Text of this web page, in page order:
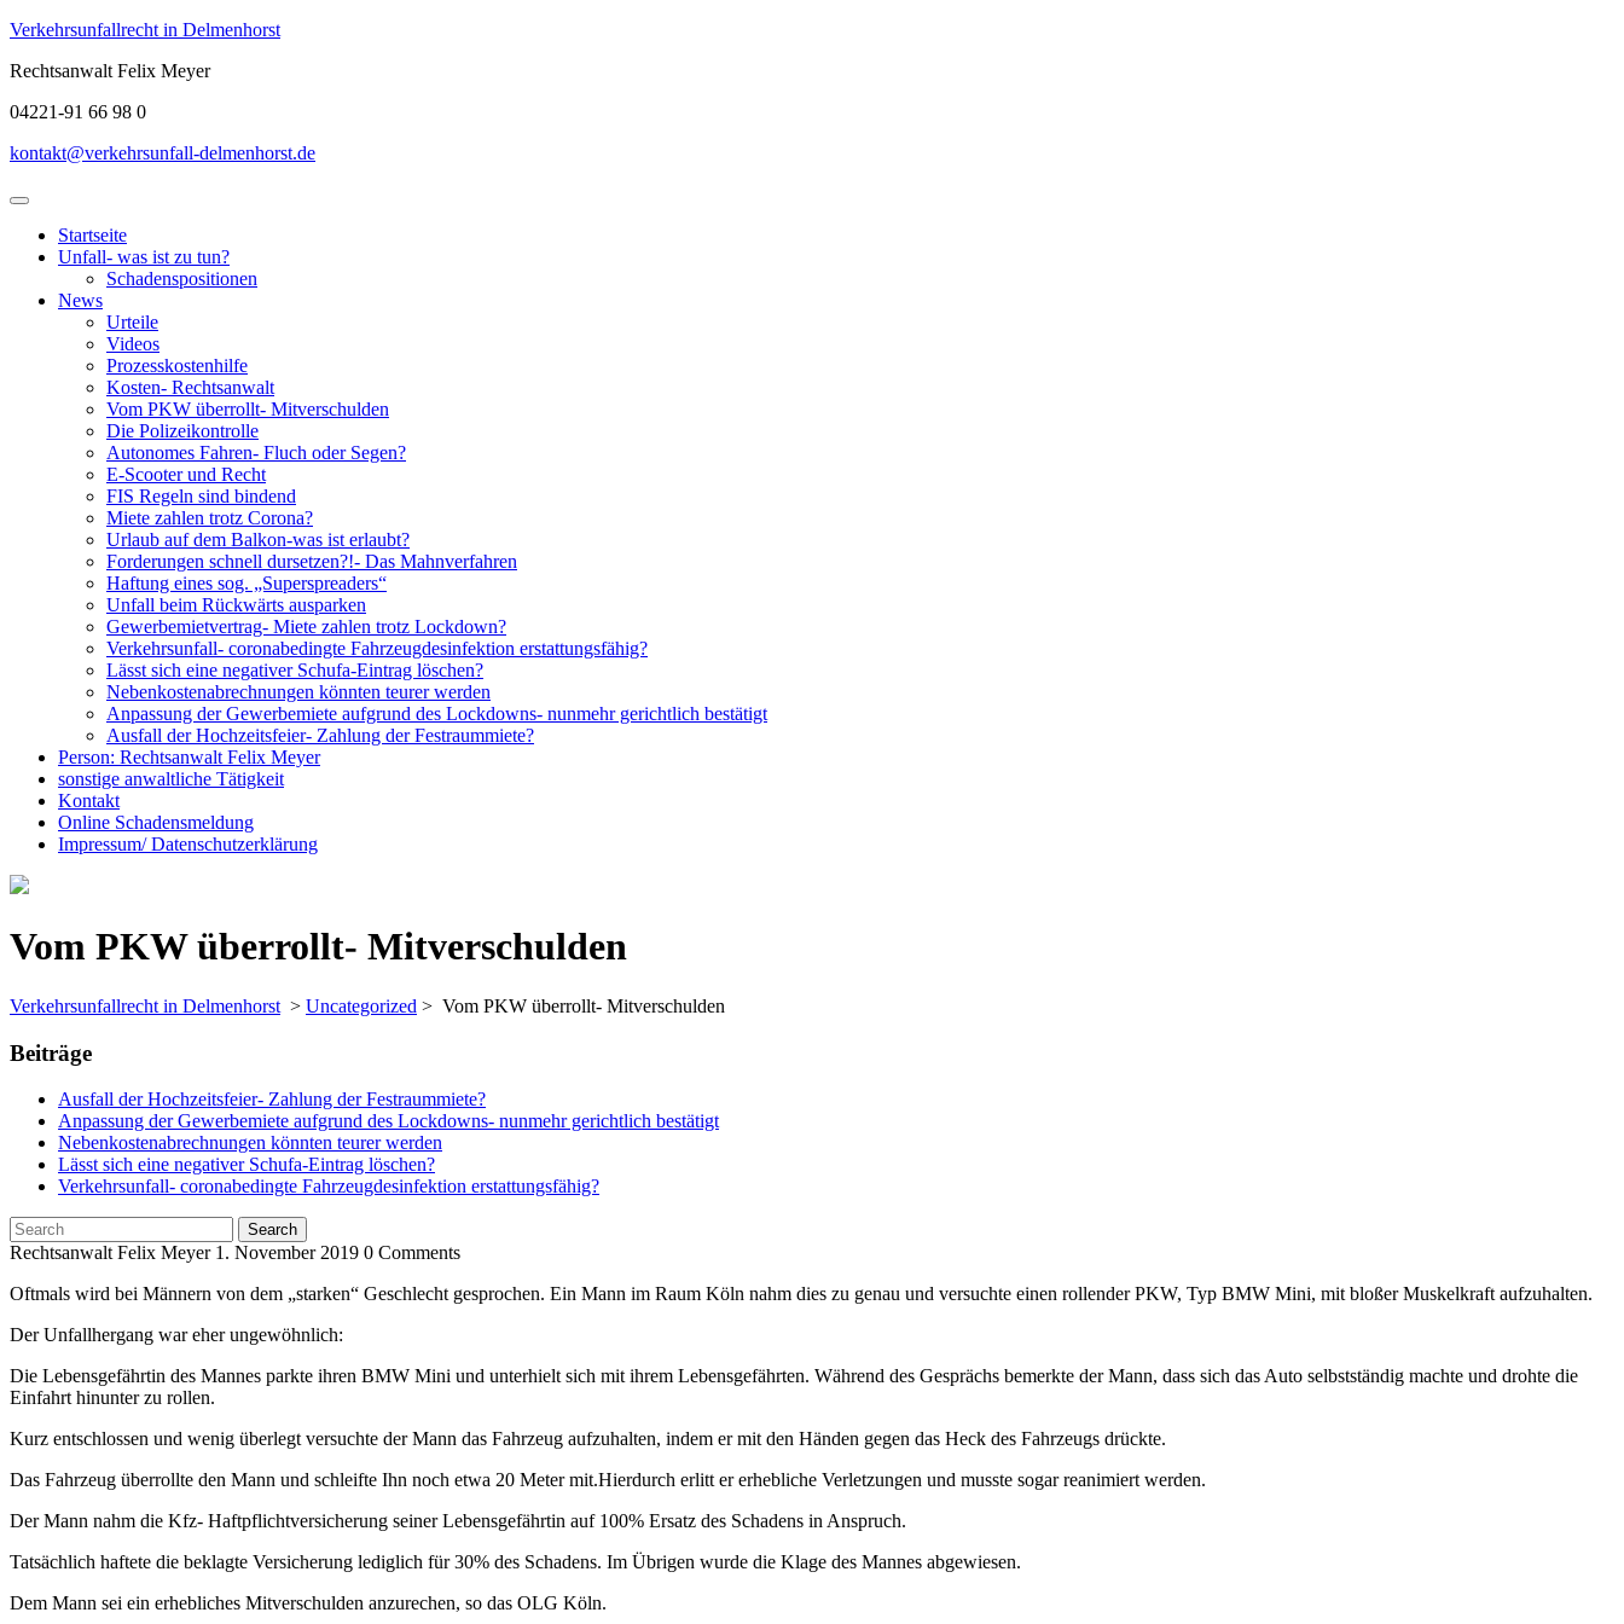
Skip
content
Verkehrsunfallrecht in Delmenhorst
Rechtsanwalt Felix Meyer
04221-91 66 98 0
kontakt@verkehrsunfall-delmenhorst.de
Open
Startseite
Unfall- was ist zu tun?
Schadenspositionen
News
Urteile
Videos
Prozesskostenhilfe
Kosten- Rechtsanwalt
Vom PKW überrollt- Mitverschulden
Die Polizeikontrolle
Autonomes Fahren- Fluch oder Segen?
E-Scooter und Recht
FIS Regeln sind bindend
Miete zahlen trotz Corona?
Urlaub auf dem Balkon-was ist erlaubt?
Forderungen schnell dursetzen?!- Das Mahnverfahren
Haftung eines sog. „Superspreaders“
Unfall beim Rückwärts ausparken
Gewerbemietvertrag- Miete zahlen trotz Lockdown?
Verkehrsunfall- coronabedingte Fahrzeugdesinfektion erstattungsfähig?
Lässt sich eine negativer Schufa-Eintrag löschen?
Nebenkostenabrechnungen könnten teurer werden
Anpassung der Gewerbemiete aufgrund des Lockdowns- nunmehr gerichtlich bestätigt
Ausfall der Hochzeitsfeier- Zahlung der Festraummiete?
Person: Rechtsanwalt Felix Meyer
sonstige anwaltliche Tätigkeit
Kontakt
Online Schadensmeldung
Impressum/ Datenschutzerklärung
Close
Vom PKW überrollt- Mitverschulden
Verkehrsunfallrecht in Delmenhorst > Uncategorized > Vom PKW überrollt- Mitverschulden
Beiträge
Ausfall der Hochzeitsfeier- Zahlung der Festraummiete?
Anpassung der Gewerbemiete aufgrund des Lockdowns- nunmehr gerichtlich bestätigt
Nebenkostenabrechnungen könnten teurer werden
Lässt sich eine negativer Schufa-Eintrag löschen?
Verkehrsunfall- coronabedingte Fahrzeugdesinfektion erstattungsfähig?
Search
for:
Search
Rechtsanwalt Felix Meyer 1. November 2019 0 Comments
Oftmals wird bei Männern von dem „starken“ Geschlecht gesprochen. Ein Mann im Raum Köln nahm dies zu genau und versuchte einen rollender PKW, Typ BMW Mini, mit bloßer Muskelkraft aufzuhalten.
Der Unfallhergang war eher ungewöhnlich:
Die Lebensgefährtin des Mannes parkte ihren BMW Mini und unterhielt sich mit ihrem Lebensgefährten. Während des Gesprächs bemerkte der Mann, dass sich das Auto selbstständig machte und drohte die
Einfahrt hinunter zu rollen.
Kurz entschlossen und wenig überlegt versuchte der Mann das Fahrzeug aufzuhalten, indem er mit den Händen gegen das Heck des Fahrzeugs drückte.
Das Fahrzeug überrollte den Mann und schleifte Ihn noch etwa 20 Meter mit.Hierdurch erlitt er erhebliche Verletzungen und musste sogar reanimiert werden.
Der Mann nahm die Kfz- Haftpflichtversicherung seiner Lebensgefährtin auf 100% Ersatz des Schadens in Anspruch.
Tatsächlich haftete die beklagte Versicherung lediglich für 30% des Schadens. Im Übrigen wurde die Klage des Mannes abgewiesen.
Dem Mann sei ein erhebliches Mitverschulden anzurechen, so das OLG Köln.